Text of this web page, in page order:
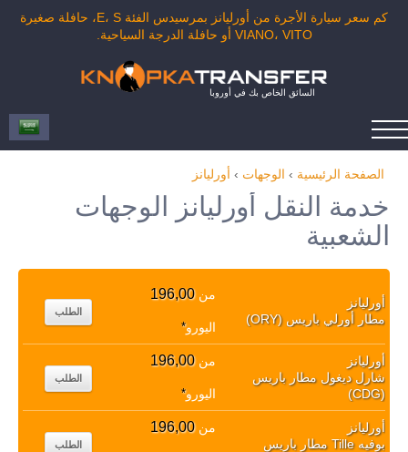
كم سعر سيارة الأجرة من أورليانز بمرسيدس الفئة E، S، حافلة صغيرة
VIANO، VITO أو حافلة الدرجة السياحية.
السائق الخاص بك في أوروبا
الصفحة الرئيسية › الوجهات › أورليانز
خدمة النقل أورليانز الوجهات
الشعبية
أورليانز
مطار أورلي باريس (ORY)
من196,00
اليورو*
الطلب
أورليانز
شارل ديغول مطار باريس
(CDG)
من196,00
اليورو*
الطلب
أورليانز
بوفيه Tille مطار باريس
من196,00
الطلب